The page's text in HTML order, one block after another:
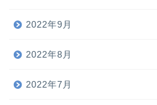
2022年9月
2022年8月
2022年7月